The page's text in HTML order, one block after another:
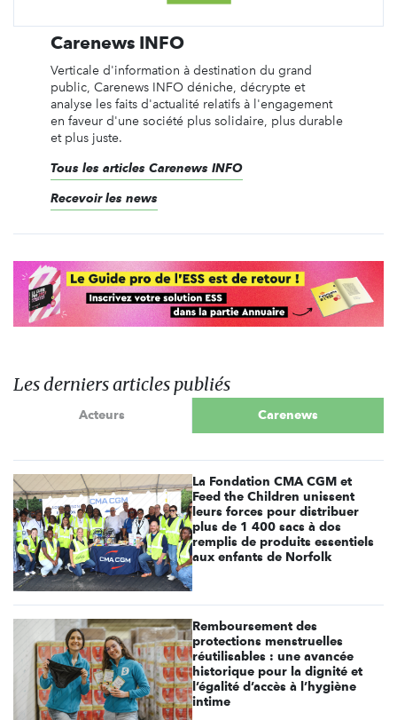
Carenews INFO
Verticale d'information à destination du grand
public, Carenews INFO déniche, décrypte et
analyse les faits d'actualité relatifs à l'engagement
en faveur d'une société plus solidaire, plus durable
et plus juste.
Tous les articles Carenews INFO
Recevoir les news
Les derniers articles publiés
Acteurs Carenews
La Fondation CMA CGM et
Feed the Children unissent
leurs forces pour distribuer
plus de 1 400 sacs à dos
remplis de produits essentiels
aux enfants de Norfolk
Remboursement des
protections menstruelles
réutilisables : une avancée
historique pour la dignité et
l’égalité d’accès à l’hygiène
intime